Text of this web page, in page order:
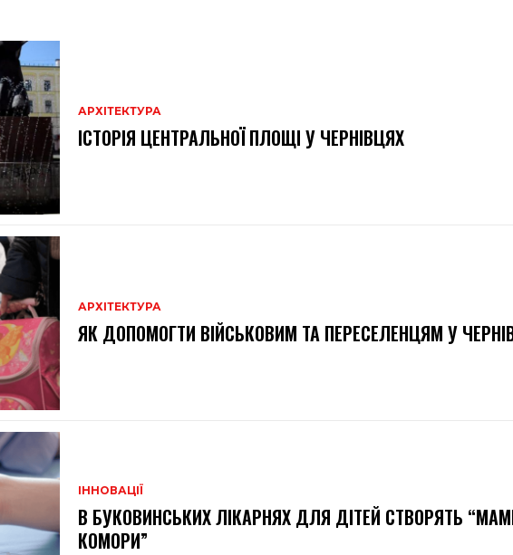
АРХІТЕКТУРА
ІСТОРІЯ ЦЕНТРАЛЬНОЇ ПЛОЩІ У ЧЕРНІВЦЯХ
АРХІТЕКТУРА
ЯК ДОПОМОГТИ ВІЙСЬКОВИМ ТА ПЕРЕСЕЛЕНЦЯМ У
ІННОВАЦІЇ
В БУКОВИНСЬКИХ ЛІКАРНЯХ ДЛЯ ДІТЕЙ СТВОРЯТЬ
КОМОРИ”